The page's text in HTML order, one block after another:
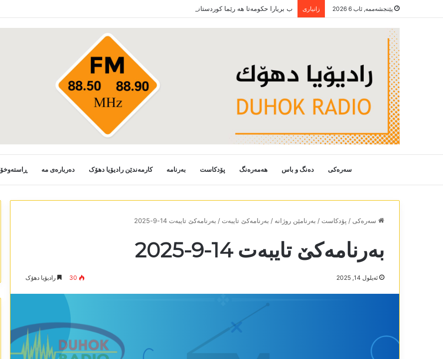
پێنجشەممە, ئاب 6 2026 زانیاری ب بریارا حکومەتا ھە رێما کوردستانی خەلکێ گوندێن سەر ب ئێدارا زاخو ڤە دشین سەرەدانا گوندیێن خو بکەن
سەرەکی دەنگ و باس هەمەرەنگ پۆدکاست بەرنامە کارمەندێن رادیۆیا دھۆک دەربارەی مە ڕاستەوخۆ
سەرەکی / پۆدکاست / بەرنامێن روژانە / بەرنامەکێ تایبەت / بەرنامەکێ تایبەت 14-9-2025
بەرنامەکێ تایبەت 14-9-2025
ئه‌یلول 14, 2025 30 رادیۆیا دھۆک